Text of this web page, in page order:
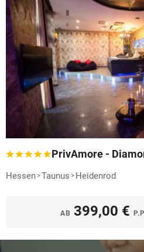
PrivAmore -
Hessen Taunus Heidenrod
AB 399,00 €